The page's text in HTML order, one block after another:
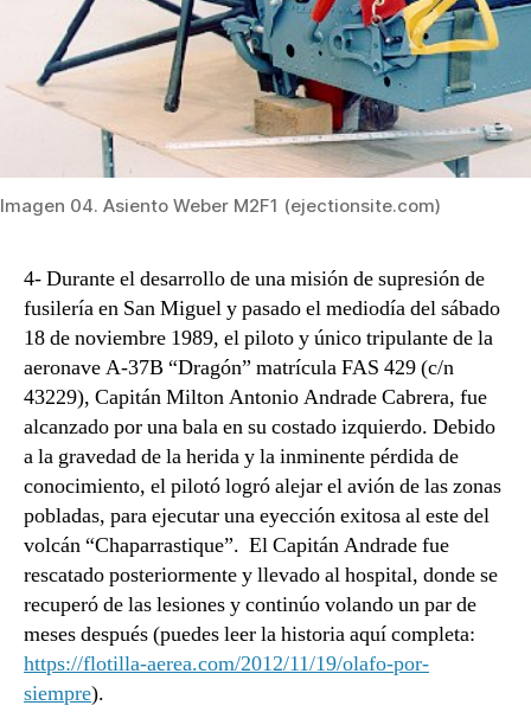
Imagen 04. Asiento Weber M2F1 (ejectionsite.com)
4- Durante el desarrollo de una misión de supresión de
fusilería en San Miguel y pasado el mediodía del sábado
18 de noviembre 1989, el piloto y único tripulante de la
aeronave A-37B “Dragón” matrícula FAS 429 (c/n
43229), Capitán Milton Antonio Andrade Cabrera, fue
alcanzado por una bala en su costado izquierdo. Debido
a la gravedad de la herida y la inminente pérdida de
conocimiento, el pilotó logró alejar el avión de las zonas
pobladas, para ejecutar una eyección exitosa al este del
volcán “Chaparrastique”. El Capitán Andrade fue
rescatado posteriormente y llevado al hospital, donde se
recuperó de las lesiones y continúo volando un par de
meses después (puedes leer la historia aquí completa:
https://flotilla-aerea.com/2012/11/19/olafo-por-
siempre).